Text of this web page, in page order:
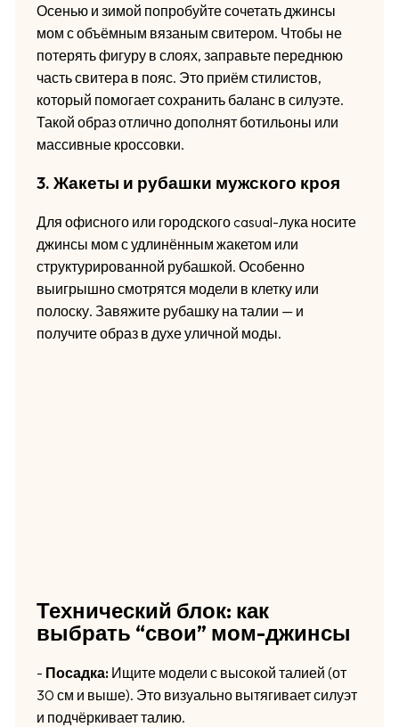
Осенью и зимой попробуйте сочетать джинсы
мом с объёмным вязаным свитером. Чтобы не
потерять фигуру в слоях, заправьте переднюю
часть свитера в пояс. Это приём стилистов,
который помогает сохранить баланс в силуэте.
Такой образ отлично дополнят ботильоны или
массивные кроссовки.
3. Жакеты и рубашки мужского кроя
Для офисного или городского casual-лука носите
джинсы мом с удлинённым жакетом или
структурированной рубашкой. Особенно
выигрышно смотрятся модели в клетку или
полоску. Завяжите рубашку на талии — и
получите образ в духе уличной моды.
Технический блок: как
выбрать “свои” мом-джинсы
- Посадка:Ищите модели с высокой талией (от
30 см и выше). Это визуально вытягивает силуэт
и подчёркивает талию.